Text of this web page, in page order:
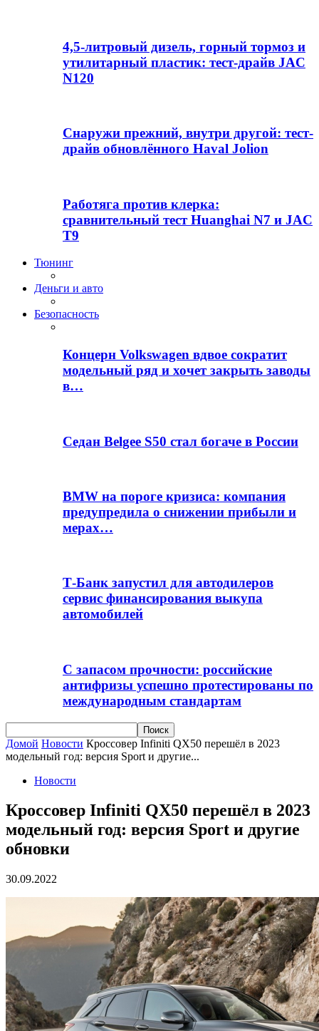
4,5-литровый дизель, горный тормоз и
утилитарный пластик: тест-драйв JAC
N120
Снаружи прежний, внутри другой: тест-
драйв обновлённого Haval Jolion
Работяга против клерка:
сравнительный тест Huanghai N7 и JAC
T9
Тюнинг
Деньги и авто
Безопасность
Концерн Volkswagen вдвое сократит
модельный ряд и хочет закрыть заводы
в…
Седан Belgee S50 стал богаче в России
BMW на пороге кризиса: компания
предупредила о снижении прибыли и
мерах…
Т-Банк запустил для автодилеров
сервис финансирования выкупа
автомобилей
С запасом прочности: российские
антифризы успешно протестированы по
международным стандартам
Домой Новости Кроссовер Infiniti QX50 перешёл в 2023
модельный год: версия Sport и другие...
Новости
Кроссовер Infiniti QX50 перешёл в 2023
модельный год: версия Sport и другие
обновки
30.09.2022